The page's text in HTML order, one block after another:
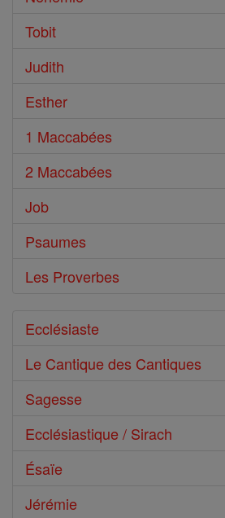
Tobit
Judith
Esther
1 Maccabées
2 Maccabées
Job
Psaumes
Les Proverbes
Ecclésiaste
Le Cantique des Cantiques
Sagesse
Ecclésiastique / Sirach
Ésaïe
Jérémie